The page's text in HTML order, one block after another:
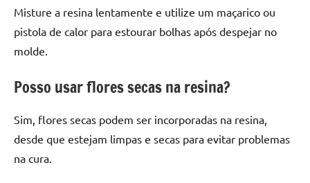
Misture a resina lentamente e utilize um maçarico ou
pistola de calor para estourar bolhas após despejar no
molde.
Posso usar flores secas na resina?
Sim, flores secas podem ser incorporadas na resina,
desde que estejam limpas e secas para evitar problemas
na cura.